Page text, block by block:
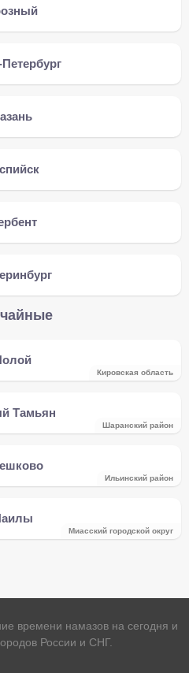
Кировская область
Тамьян
Шаранский район
Ильинский район
Миасский городской округ
времени намазов на сегодня и
России и СНГ.